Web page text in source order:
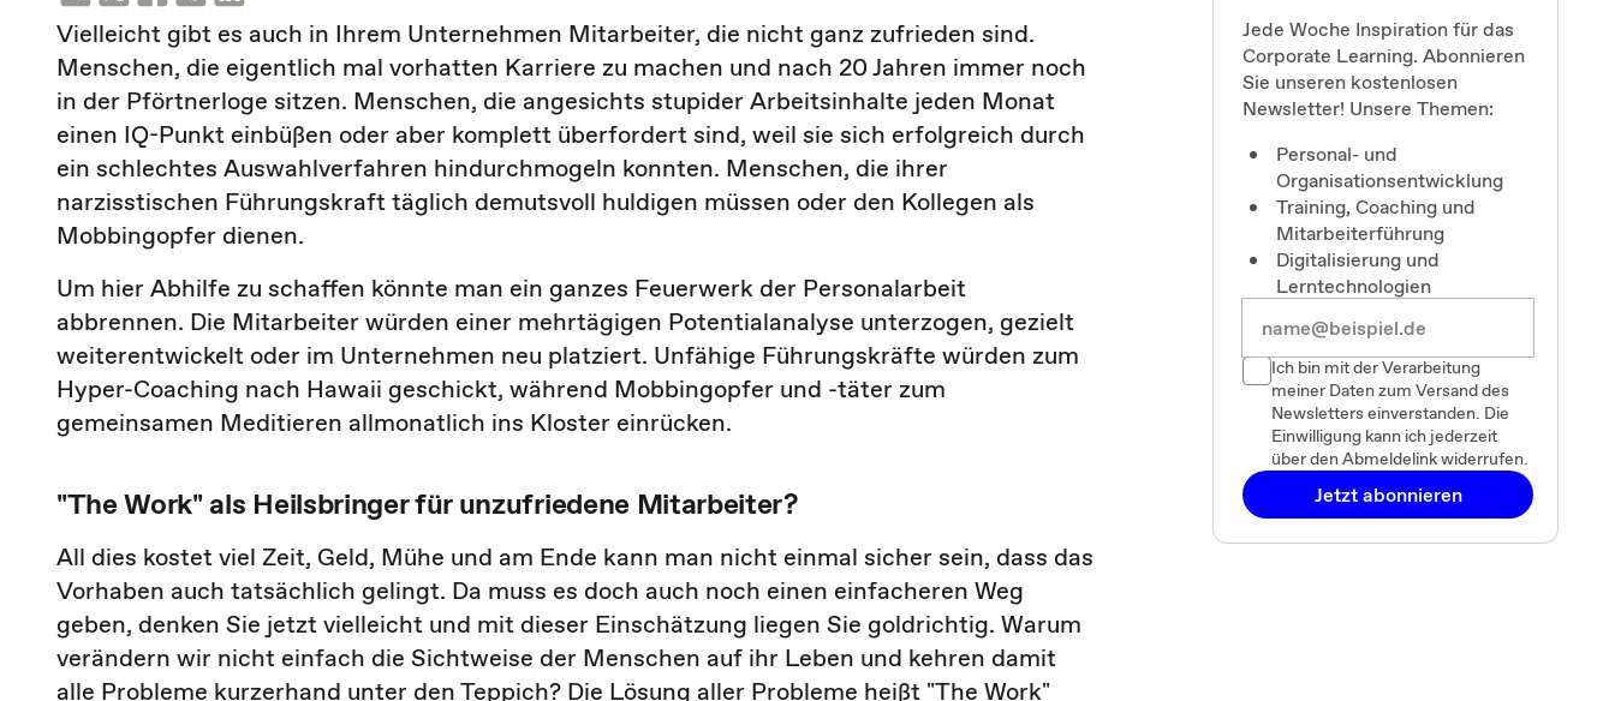
Vielleicht gibt es auch in Ihrem Unternehmen Mitarbeiter, die nicht ganz zufrieden sind.
Menschen, die eigentlich mal vorhatten Karriere zu machen und nach 20 Jahren immer noch
in der Pförtnerloge sitzen. Menschen, die angesichts stupider Arbeitsinhalte jeden Monat
einen IQ-Punkt einbüßen oder aber komplett überfordert sind, weil sie sich erfolgreich durch
ein schlechtes Auswahlverfahren hindurchmogeln konnten. Menschen, die ihrer
narzisstischen Führungskraft täglich demutsvoll huldigen müssen oder den Kollegen als
Mobbingopfer dienen.
Um hier Abhilfe zu schaffen könnte man ein ganzes Feuerwerk der Personalarbeit
abbrennen. Die Mitarbeiter würden einer mehrtägigen Potentialanalyse unterzogen, gezielt
weiterentwickelt oder im Unternehmen neu platziert. Unfähige Führungskräfte würden zum
Hyper-Coaching nach Hawaii geschickt, während Mobbingopfer und -täter zum
gemeinsamen Meditieren allmonatlich ins Kloster einrücken.
"The Work" als Heilsbringer für unzufriedene Mitarbeiter?
All dies kostet viel Zeit, Geld, Mühe und am Ende kann man nicht einmal sicher sein, dass das
Vorhaben auch tatsächlich gelingt. Da muss es doch auch noch einen einfacheren Weg
geben, denken Sie jetzt vielleicht und mit dieser Einschätzung liegen Sie goldrichtig. Warum
verändern wir nicht einfach die Sichtweise der Menschen auf ihr Leben und kehren damit
alle Probleme kurzerhand unter den Teppich? Die Lösung aller Probleme heißt "The Work"
Jede Woche Inspiration für das
Corporate Learning. Abonnieren
Sie unseren kostenlosen
Newsletter! Unsere Themen:
Personal- und
Organisationsentwicklung
Training, Coaching und
Mitarbeiterführung
Digitalisierung und
Lerntechnologien
Ich bin mit der Verarbeitung
meiner Daten zum Versand des
Newsletters einverstanden. Die
Einwilligung kann ich jederzeit
über den Abmeldelink widerrufen.
Jetzt abonnieren